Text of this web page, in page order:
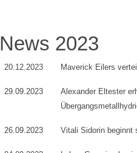
News 2023
20.12.2023 Maverick Eilers
29.09.2023
Alexander Eltester
26.09.2023 Vitali Sidorin beginnt